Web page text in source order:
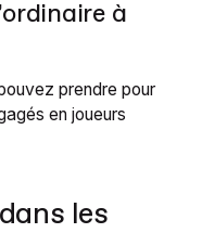
à
prendre pour
en joueurs
les